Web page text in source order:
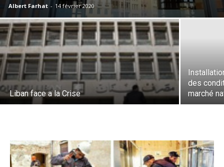
Albert Farhat - 14 février 2020
Liban face a la Crise
des
marché